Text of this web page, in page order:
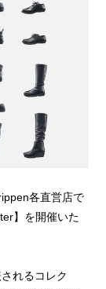
各直営店で
】を開催いた
れるコレク